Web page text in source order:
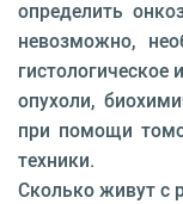
определить
невозможно,
гистологическое
опухоли,
при помощи
техники.
Сколько живут с